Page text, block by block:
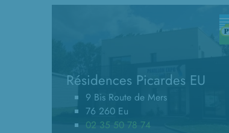
Résidences Picardes EU
9 Bis Route de Mers
76 260 Eu
02 35 50 78 74